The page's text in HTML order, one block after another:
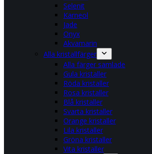
Selenit
Karneol
Jade
Onyx
Akvamarin
Alla kristallfärger
Alla färger samlade
Gula kristaller
Röda kristaller
Rosa kristaller
Blå kristaller
Svarta kristaller
Orange kristaller
Lila kristaller
Gröna kristaller
Vita kristaller